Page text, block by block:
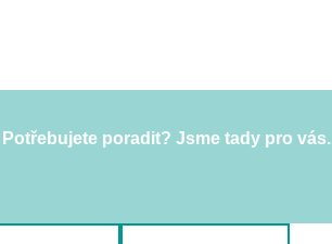
Potřebujete poradit? Jsme tady pro vás.